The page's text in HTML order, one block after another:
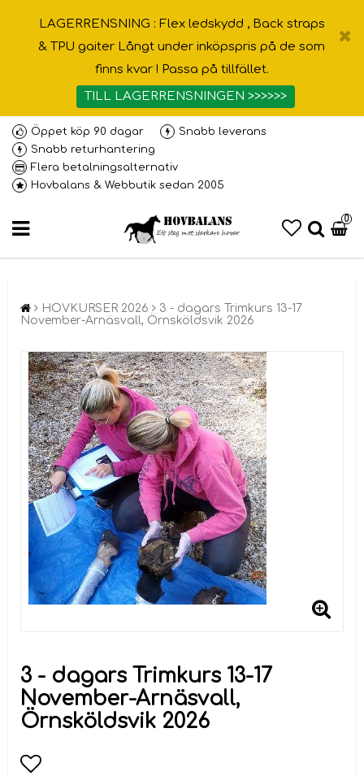
LAGERRENSNING : Flex ledskydd , Back straps
& TPU gaiter Långt under inköpspris på de som
finns kvar ! Passa på tillfället.
TILL LAGERRENSNINGEN >>>>>>
Öppet köp 90 dagar
Snabb leverans
Snabb returhantering
Flera betalningsalternativ
Hovbalans & Webbutik sedan 2005
0
HOVKURSER 2026
3 - dagars Trimkurs 13-17
November-Arnäsvall, Örnsköldsvik 2026
3 - dagars Trimkurs 13-17
November-Arnäsvall,
Örnsköldsvik 2026